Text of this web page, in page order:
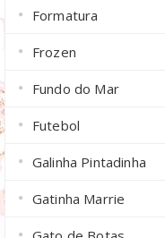
Formatura
Frozen
Fundo do Mar
Futebol
Galinha Pintadinha
Gatinha Marrie